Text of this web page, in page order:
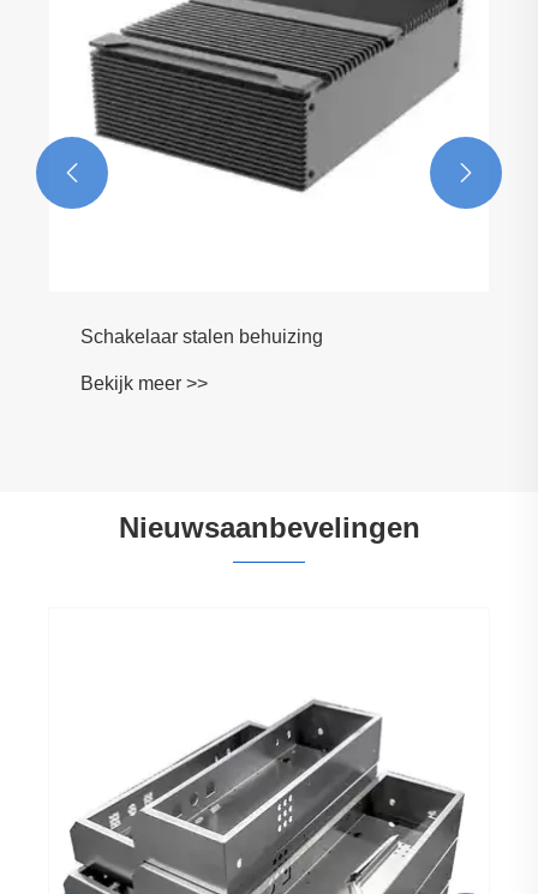
Schakelaar stalen behuizing
Bekijk meer >>
 
Nieuwsaanbevelingen